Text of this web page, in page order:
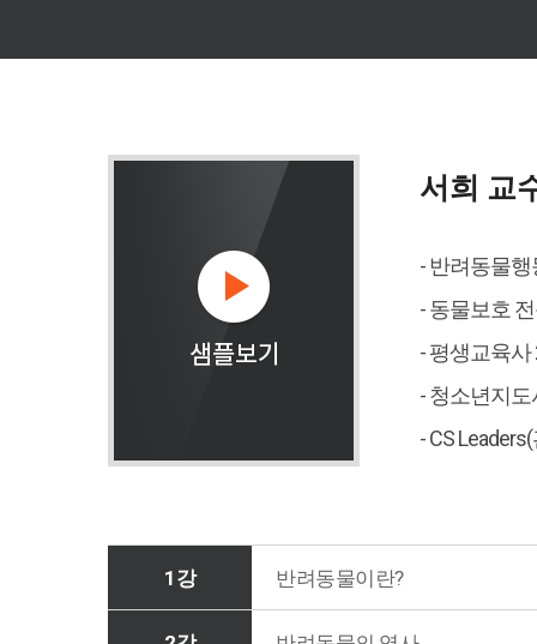
서희 교
- 반려동물
- 동물보호
- 평생교육사
- 청소년지도
- CS
1강 반려동물이란?